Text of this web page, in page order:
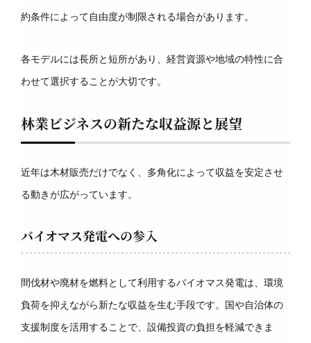
約条件によって自由度が制限される場合があります。
各モデルには長所と短所があり、経営資源や地域の特性に合
わせて選択することが大切です。
林業ビジネスの新たな収益源と展望
近年は木材販売だけでなく、多角化によって収益を安定させ
る動きが広がっています。
バイオマス発電への参入
間伐材や廃材を燃料として利用するバイオマス発電は、環境
負荷を抑えながら新たな収益を生む手段です。国や自治体の
支援制度を活用することで、設備投資の負担を軽減できま